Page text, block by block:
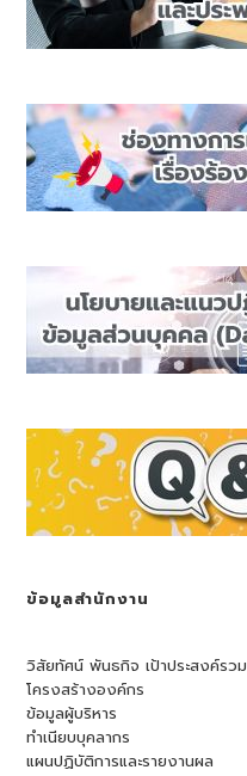
ข้อมูลสำนักงาน
วิสัยทัศน์ พันธกิจ เป้าประสงค์รวม
โครงสร้างองค์กร
ข้อมูลผู้บริหาร
ทำเนียบบุคลากร
แผนปฏิบัติการและรายงานผล